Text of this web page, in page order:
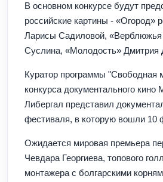
В основном конкурсе будут
российские картины - «Огород»
Ларисы Садиловой, «Верблюжья
Суслина, «Молодость» Дмитрия
Куратор программы "Свободная
конкурса документального
Либергал представил
фестиваля, в которую вошли 10
Ожидается мировая премьера
Чевдара Георгиева, топового
монтажера с болгарскими